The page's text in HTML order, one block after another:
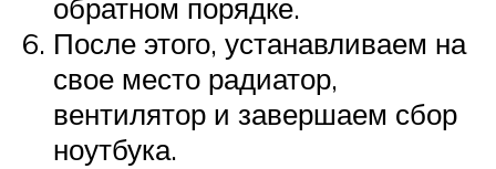
обратном порядке.
После этого, устанавливаем на
свое место радиатор,
вентилятор и завершаем сбор
ноутбука.